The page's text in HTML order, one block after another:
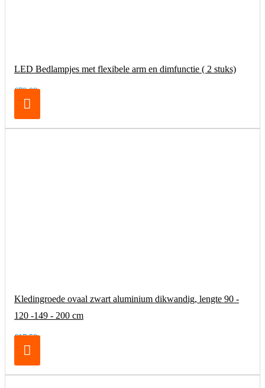
LED Bedlampjes met flexibele arm en dimfunctie ( 2 stuks)
€79,00
Kledingroede ovaal zwart aluminium dikwandig, lengte 90 -
120 -149 - 200 cm
€17,50